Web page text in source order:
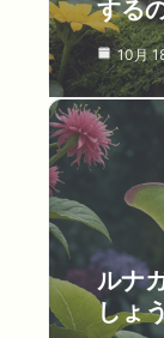
する
10月
ルナ
しょ